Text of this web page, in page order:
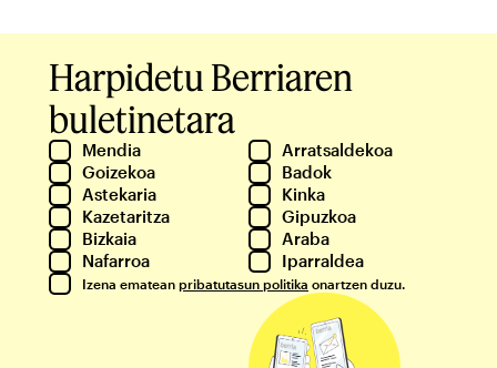
Harpidetu Berriaren
buletinetara
Mendia
Arratsaldekoa
Goizekoa
Badok
Astekaria
Kinka
Kazetaritza
Gipuzkoa
Bizkaia
Araba
Nafarroa
Iparraldea
Izena ematean pribatutasun politika onartzen duzu.